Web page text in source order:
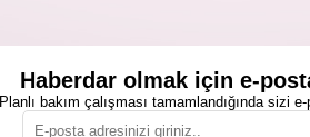
Haberdar olmak için e-
Planlı bakım çalışması tamamlandığında sizi